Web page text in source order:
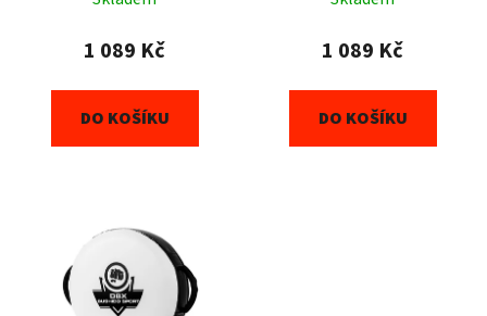
1 089 Kč
DO KOŠÍKU
1 089 Kč
DO KOŠÍKU